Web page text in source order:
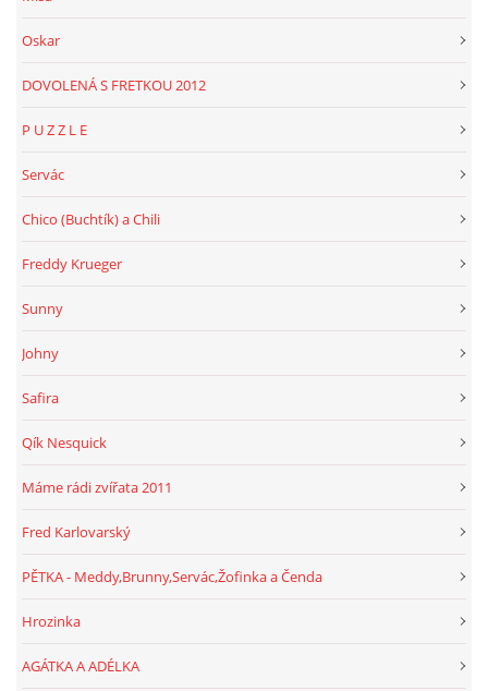
Oskar
DOVOLENÁ S FRETKOU 2012
P U Z Z L E
Servác
Chico (Buchtík) a Chili
Freddy Krueger
Sunny
Johny
Safira
Qík Nesquick
Máme rádi zvířata 2011
Fred Karlovarský
PĚTKA - Meddy,Brunny,Servác,Žofinka a Čenda
Hrozinka
AGÁTKA A ADÉLKA